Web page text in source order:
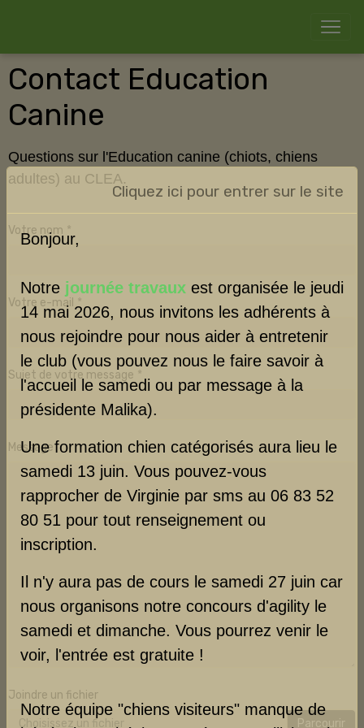
Contact Education
Canine
Questions sur l'Education canine (chiots, chiens
adultes) au CLEA.
Votre nom
Votre e-mail
Sujet de votre message
Message
Joindre un fichier
Choisissez un fichier
Cliquez ici pour entrer sur le site
Bonjour,
Notre journée travaux est organisée le jeudi
14 mai 2026, nous invitons les adhérents à
nous rejoindre pour nous aider à entretenir
le club (vous pouvez nous le faire savoir à
l'accueil le samedi ou par message à la
présidente Malika).
Une formation chien catégorisés aura lieu le
samedi 13 juin. Vous pouvez-vous
rapprocher de Virginie par sms au 06 83 52
80 51 pour tout renseignement ou
inscription.
Il n'y aura pas de cours le samedi 27 juin car
nous organisons notre concours d'agility le
samedi et dimanche. Vous pourrez venir le
voir, l'entrée est gratuite !
Notre équipe "chiens visiteurs" manque de